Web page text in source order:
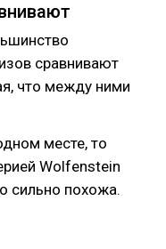
сравнивают
что между ними
месте, то
Wolfenstein
сильно похожа.